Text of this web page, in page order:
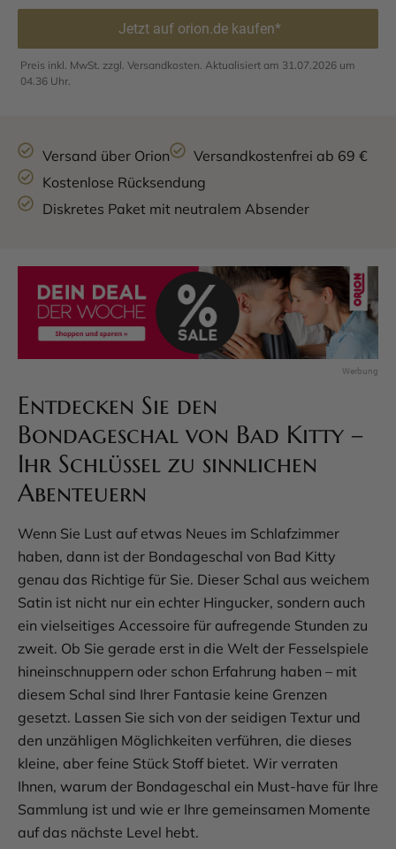
Jetzt auf orion.de kaufen*
Preis inkl. MwSt. zzgl. Versandkosten. Aktualisiert am 31.07.2026 um
04.36 Uhr.
Versand über Orion
Versandkostenfrei ab 69 €
Kostenlose Rücksendung
Diskretes Paket mit neutralem Absender
Entdecken Sie den
Bondageschal von Bad Kitty –
Ihr Schlüssel zu sinnlichen
Abenteuern
Wenn Sie Lust auf etwas Neues im Schlafzimmer
haben, dann ist der Bondageschal von Bad Kitty
genau das Richtige für Sie. Dieser Schal aus weichem
Satin ist nicht nur ein echter Hingucker, sondern auch
ein vielseitiges Accessoire für aufregende Stunden zu
zweit. Ob Sie gerade erst in die Welt der Fesselspiele
hineinschnuppern oder schon Erfahrung haben – mit
diesem Schal sind Ihrer Fantasie keine Grenzen
gesetzt. Lassen Sie sich von der seidigen Textur und
den unzähligen Möglichkeiten verführen, die dieses
kleine, aber feine Stück Stoff bietet. Wir verraten
Ihnen, warum der Bondageschal ein Must-have für Ihre
Sammlung ist und wie er Ihre gemeinsamen Momente
auf das nächste Level hebt.